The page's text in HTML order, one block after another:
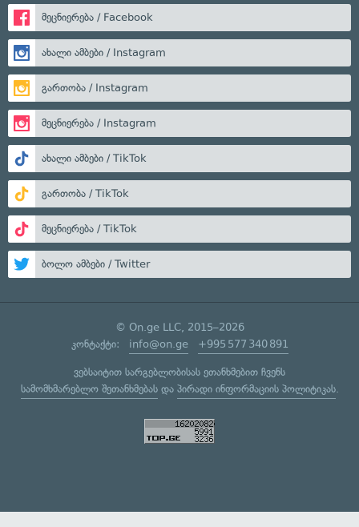
მეცნიერება / Facebook
ახალი ამბები / Instagram
გართობა / Instagram
მეცნიერება / Instagram
ახალი ამბები / TikTok
გართობა / TikTok
მეცნიერება / TikTok
ბოლო ამბები / Twitter
© On.ge LLC, 2015–2026
კონტაქტი: info@on.ge +995 577 340 891
ვებსაიტით სარგებლობისას ეთანხმებით ჩვენს
სამომხმარებლო შეთანხმებასდა პირადი ინფორმაციის პოლიტიკას.